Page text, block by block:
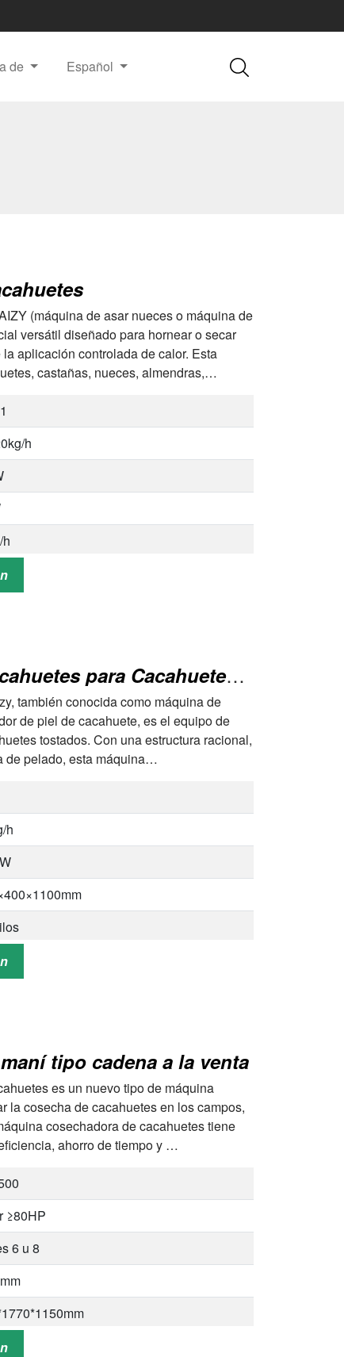
de Español
(máquina de asar nueces o máquina de
versátil diseñado para hornear o secar
aplicación controlada de calor. Esta
castañas, nueces, almendras,
h
Máquina de Pelado de Cacahuetes para Cacahuetes Tostados
también conocida como máquina de
de piel de cacahuete, es el equipo de
tostados. Con una estructura racional,
de pelado, esta máquina…
h
tipo cadena a la venta
es un nuevo tipo de máquina
la cosecha de cacahuetes en los campos,
cosechadora de cacahuetes tiene
ahorro de tiempo y …
≥80HP
6 u 8